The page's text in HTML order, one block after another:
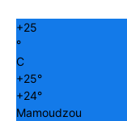
+25
°
C
+25°
+24°
Mamoudzou